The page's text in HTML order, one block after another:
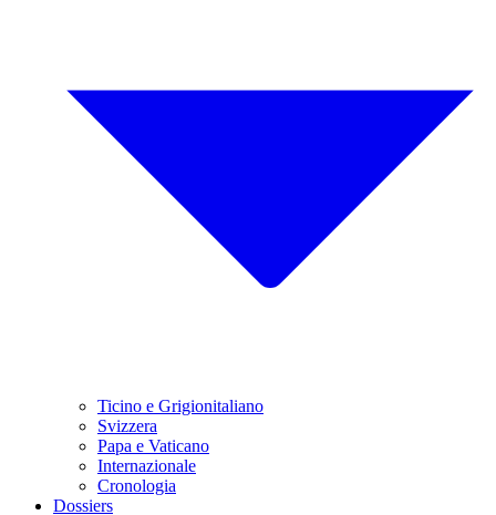
Ticino e Grigionitaliano
Svizzera
Papa e Vaticano
Internazionale
Cronologia
Dossiers